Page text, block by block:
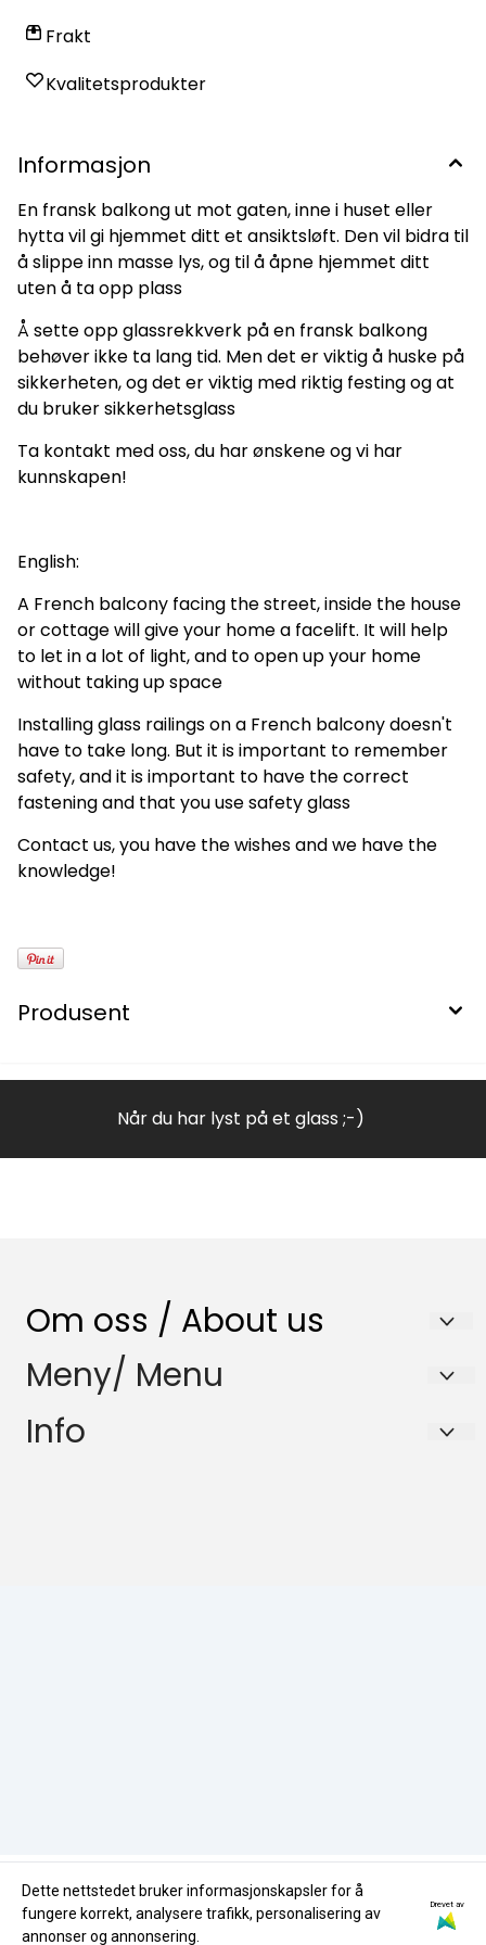
Frakt
Kvalitetsprodukter
Informasjon
En fransk balkong ut mot gaten, inne i huset eller
hytta vil gi hjemmet ditt et ansiktsløft. Den vil bidra til
å slippe inn masse lys, og til å åpne hjemmet ditt
uten å ta opp plass
Å sette opp glassrekkverk på en fransk balkong
behøver ikke ta lang tid. Men det er viktig å huske på
sikkerheten, og det er viktig med riktig festing og at
du bruker sikkerhetsglass
Ta kontakt med oss, du har ønskene og vi har
kunnskapen!
English:
A French balcony facing the street, inside the house
or cottage will give your home a facelift. It will help
to let in a lot of light, and to open up your home
without taking up space
Installing glass railings on a French balcony doesn't
have to take long. But it is important to remember
safety, and it is important to have the correct
fastening and that you use safety glass
Contact us, you have the wishes and we have the
knowledge!
Produsent
Når du har lyst på et glass ;-)
Om oss / About us
Nenset Glassverksted AS
Trommedalsvegen 223
3735 Skien
Meny/ Menu
Salgsbetingelser
Info
Dette nettstedet bruker informasjonskapsler for å
fungere korrekt, analysere trafikk, personalisering av
annonser og annonsering.
Drevet av